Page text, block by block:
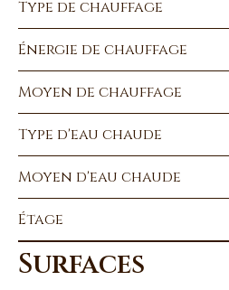
Type de chauffage
Énergie de chauffage
Moyen de chauffage
Type d'eau chaude
Moyen d'eau chaude
Étage
Surfaces